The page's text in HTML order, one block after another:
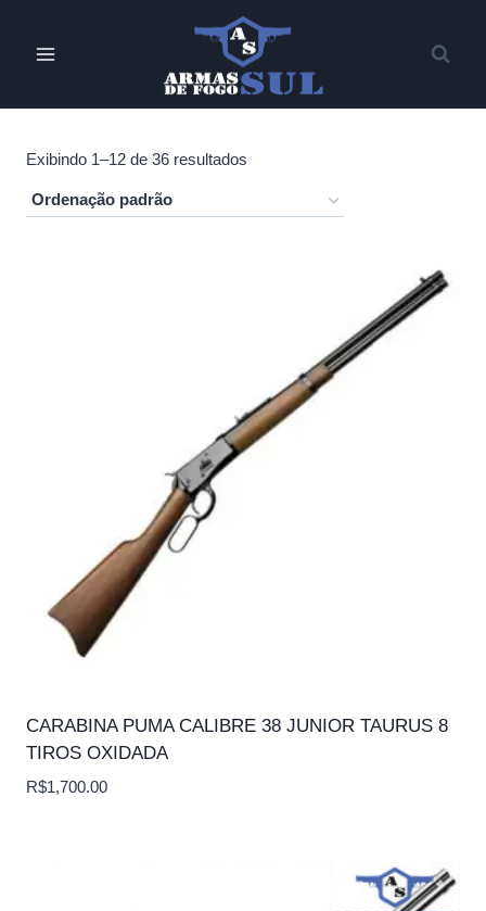
Exibindo 1–12 de 36 resultados
CARABINA PUMA CALIBRE 38 JUNIOR TAURUS 8
TIROS OXIDADA
R$1,700.00